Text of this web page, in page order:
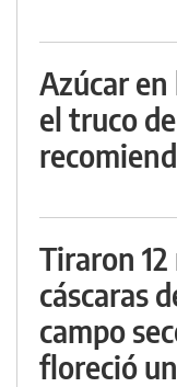
Azúcar en
el truco
Tiraron
cáscaras
campo
floreció